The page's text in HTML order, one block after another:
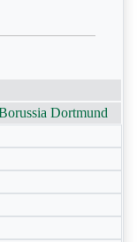
Dortmund